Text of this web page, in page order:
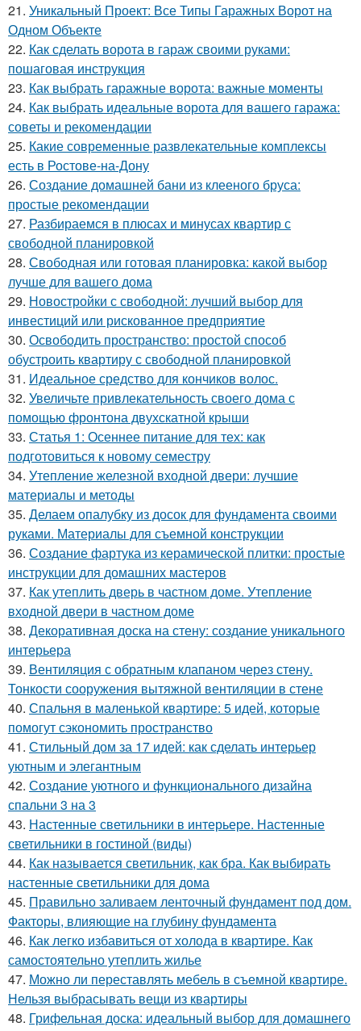
21. Уникальный Проект: Все Типы Гаражных Ворот на
Одном Объекте
22. Как сделать ворота в гараж своими руками:
пошаговая инструкция
23. Как выбрать гаражные ворота: важные моменты
24. Как выбрать идеальные ворота для вашего гаража:
советы и рекомендации
25. Какие современные развлекательные комплексы
есть в Ростове-на-Дону
26. Создание домашней бани из клееного бруса:
простые рекомендации
27. Разбираемся в плюсах и минусах квартир с
свободной планировкой
28. Свободная или готовая планировка: какой выбор
лучше для вашего дома
29. Новостройки с свободной: лучший выбор для
инвестиций или рискованное предприятие
30. Освободить пространство: простой способ
обустроить квартиру с свободной планировкой
31. Идеальное средство для кончиков волос.
32. Увеличьте привлекательность своего дома с
помощью фронтона двухскатной крыши
33. Статья 1: Осеннее питание для тех: как
подготовиться к новому семестру
34. Утепление железной входной двери: лучшие
материалы и методы
35. Делаем опалубку из досок для фундамента своими
руками. Материалы для съемной конструкции
36. Создание фартука из керамической плитки: простые
инструкции для домашних мастеров
37. Как утеплить дверь в частном доме. Утепление
входной двери в частном доме
38. Декоративная доска на стену: создание уникального
интерьера
39. Вентиляция с обратным клапаном через стену.
Тонкости сооружения вытяжной вентиляции в стене
40. Спальня в маленькой квартире: 5 идей, которые
помогут сэкономить пространство
41. Стильный дом за 17 идей: как сделать интерьер
уютным и элегантным
42. Создание уютного и функционального дизайна
спальни 3 на 3
43. Настенные светильники в интерьере. Настенные
светильники в гостиной (виды)
44. Как называется светильник, как бра. Как выбирать
настенные светильники для дома
45. Правильно заливаем ленточный фундамент под дом.
Факторы, влияющие на глубину фундамента
46. Как легко избавиться от холода в квартире. Как
самостоятельно утеплить жилье
47. Можно ли переставлять мебель в съемной квартире.
Нельзя выбрасывать вещи из квартиры
48. Грифельная доска: идеальный выбор для домашнего